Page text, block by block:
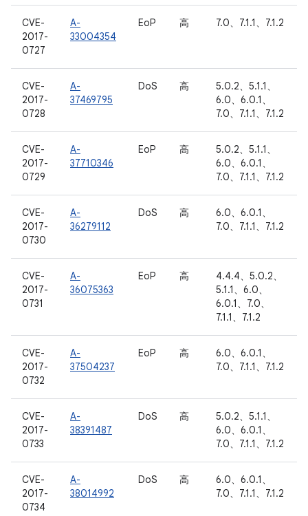
CVE-
2017-
0727
A-
33004354
EoP 高 7.0、7.1.1、7.1.2
CVE-
2017-
0728
A-
37469795
DoS 高
5.0.2、5.1.1、
6.0、6.0.1、
7.0、7.1.1、7.1.2
CVE-
2017-
0729
A-
37710346
EoP 高
5.0.2、5.1.1、
6.0、6.0.1、
7.0、7.1.1、7.1.2
CVE-
2017-
0730
A-
36279112
DoS 高
6.0、6.0.1、
7.0、7.1.1、7.1.2
CVE-
2017-
0731
A-
36075363
EoP 高
4.4.4、5.0.2、
5.1.1、6.0、
6.0.1、7.0、
7.1.1、7.1.2
CVE-
2017-
0732
A-
37504237
EoP 高
6.0、6.0.1、
7.0、7.1.1、7.1.2
CVE-
2017-
0733
A-
38391487
DoS 高
5.0.2、5.1.1、
6.0、6.0.1、
7.0、7.1.1、7.1.2
CVE-
2017-
0734
A-
38014992
DoS 高
6.0、6.0.1、
7.0、7.1.1、7.1.2